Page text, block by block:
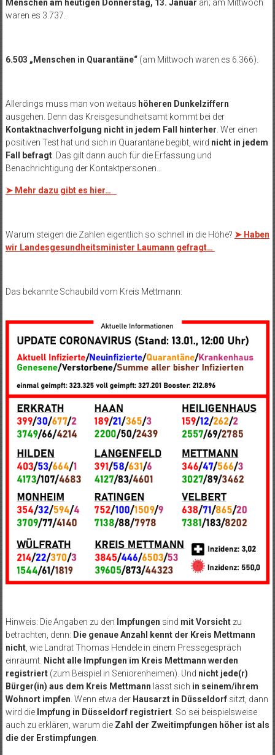
Menschen am heutigen Donnerstag, 13. Januar an; am Mittwoch
waren es 3.737.
6.503 „Menschen in Quarantäne“ (am Mittwoch waren es 6.366).
Allerdings muss man von weitaus höheren Dunkelziffern
ausgehen. Denn das Kreisgesundheitsamt kommt bei der
Kontaktnachverfolgung nicht in jedem Fall hinterher . Wer einen
positiven Test hat und sich in Quarantäne begibt, wird nicht in jedem
Fall befragt. Das gilt dann auch für die Erfassung und
Benachrichtigung der Kontaktpersonen…
➤ Mehr dazu gibt es hier…
Warum steigen die Zahlen eigentlich so schnell in die Höhe? ➤ Haben
wir Landesgesundheitsminister Laumann gefragt…
Das bekannte Schaubild vom Kreis Mettmann:
Hinweis: Die Angaben zu den Impfungen sind mit Vorsichtzu
betrachten, denn: Die genaue Anzahl kennt der Kreis Mettmann
nicht, wie Landrat Thomas Hendele in einem Pressegespräch
einräumt. Nicht alle Impfungen im Kreis Mettmann werden
registriert(zum Beispiel in Seniorenheimen). Und nicht jede(r)
Bürger(in) aus dem Kreis Mettmann lässt sich in seinem/ihrem
Wohnort impfen . Wenn etwa der Hausarzt in Düsseldorfsitzt, dann
wird die Impfung in Düsseldorf registriert. So sei beispielsweise
auch zu erklären, warum die Zahl der Zweitimpfungen höher ist als
die der Erstimpfungen